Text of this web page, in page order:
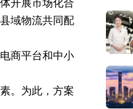
开展市场化合
域物流共同配
商平台和中小
。为此，方案